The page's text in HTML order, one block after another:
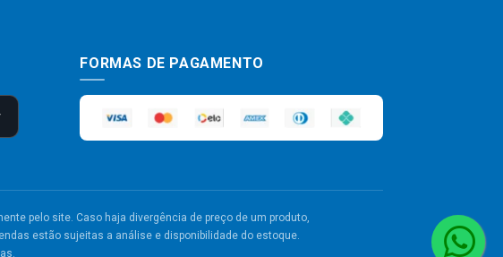
FORMAS DE PAGAMENTO
pelo site. Caso haja divergência de preço de um produto,
estão sujeitas a análise e disponibilidade do estoque.